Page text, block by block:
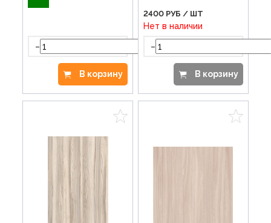
-
В корзину
2400 РУБ / ШТ
Нет в наличии
-
В корзину